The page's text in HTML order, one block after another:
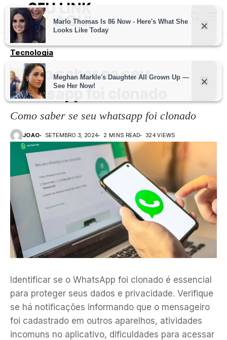
Tecnologia
Como saber se seu
whatsapp foi clonado
Como saber se seu whatsapp foi clonado
JOAO SETEMBRO 3, 2024 2 MINS READ 324 VIEWS
Identificar se o WhatsApp foi clonado é essencial
para proteger seus dados e privacidade. Verifique
se há notificações informando que o mensageiro
foi cadastrado em outros aparelhos, atividades
incomuns no aplicativo, dificuldades para acessar